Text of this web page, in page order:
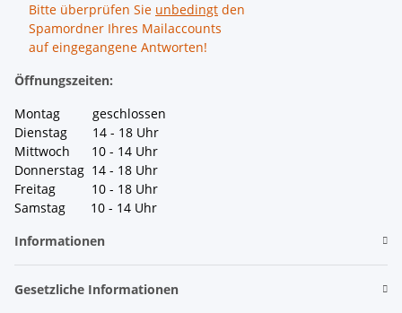
Bitte überprüfen Sie unbedingt den
Spamordner Ihres Mailaccounts
auf eingegangene Antworten!
Öffnungszeiten:
Montag geschlossen
Dienstag 14 - 18 Uhr
Mittwoch 10 - 14 Uhr
Donnerstag 14 - 18 Uhr
Freitag 10 - 18 Uhr
Samstag 10 - 14 Uhr
Informationen
Gesetzliche Informationen